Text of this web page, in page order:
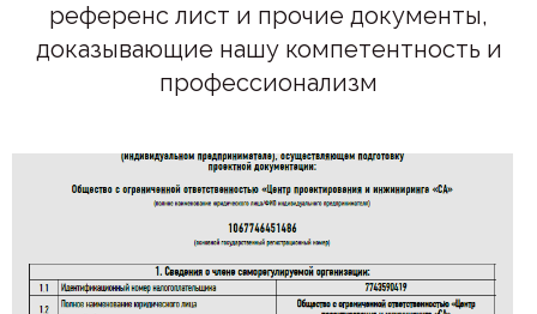
референс лист и прочие документы,
доказывающие нашу компетентность и
профессионализм